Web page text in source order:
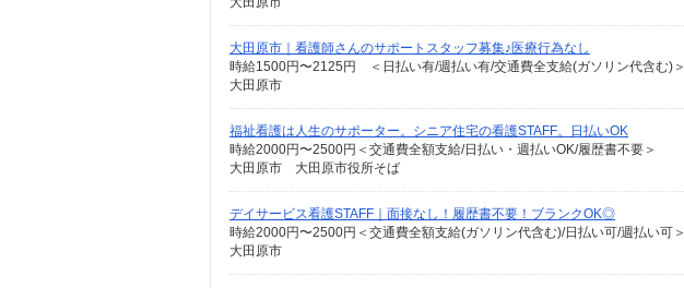
大田原市｜看護師さんのサポートスタッフ募集♪医療行為なし
時給1500円〜2125円 ＜日払い有/週払い有/交通費全支給(ガソリン代含む)＞
大田原市
福祉看護は人生のサポーター。シニア住宅の看護STAFF。日払いOK
時給2000円〜2500円＜交通費全額支給/日払い・週払いOK/履歴書不要＞
大田原市 大田原市役所そば
デイサービス看護STAFF｜面接なし！履歴書不要！ブランクOK◎
時給2000円〜2500円＜交通費全額支給(ガソリン代含む)/日払い可/週払い可＞
大田原市